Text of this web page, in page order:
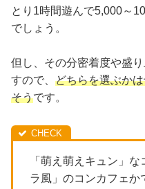
とり1時間遊んで5,000～
でしょう。
但し、その分密着度や盛
すので、 どちらを選ぶか
そうです。
「萌え萌えキュン」
ラ風」のコンカフェか